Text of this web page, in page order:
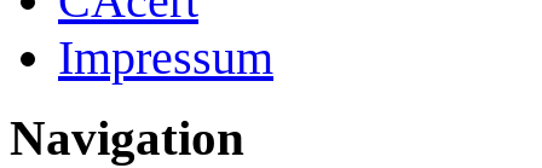
Impressum
Navigation